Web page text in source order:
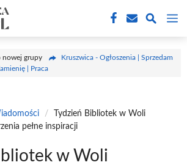
nowej grupy
Kruszwica - Ogłoszenia | Sprzedam
| Praca
/
Tydzień Bibliotek w Woli
pełne inspiracji
w Woli